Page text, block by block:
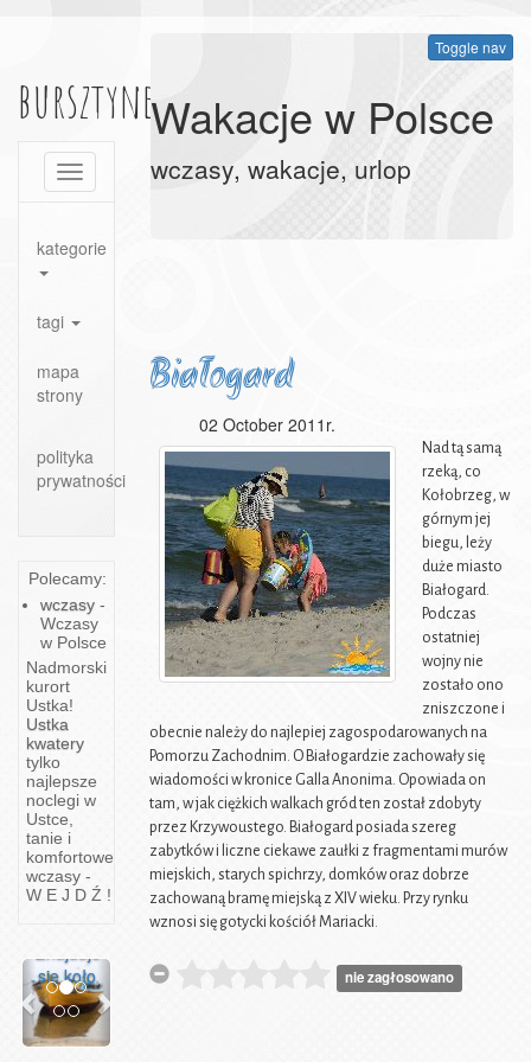
bursztynek.pl
Toggle
navigation
kategorie
tagi
mapa
strony
polityka
prywatności
Polecamy:
wczasy -
Wczasy
w Polsce
Nadmorski
kurort
Ustka!
Ustka
kwatery
tylko
najlepsze
noclegi w
Ustce,
tanie i
komfortowe
wczasy -
W E J D Ź !
Lysa
Góra
ŁYSKA
Inaczej
— Łysa
się koło
PreviousNext
Toggle nav
Wakacje w Polsce
wczasy, wakacje, urlop
Białogard
02 October 2011r.
Nad tą samą
rzeką, co
Kołobrzeg, w
górnym jej
biegu, leży
duże miasto
Białogard.
Podczas
ostatniej
wojny nie
zostało ono
zniszczone i
obecnie należy do najlepiej zagospodarowanych na
Pomorzu Zachodnim. O Białogardzie zachowały się
wiadomości w kronice Galla Anonima. Opowiada on
tam, w jak ciężkich walkach gród ten został zdobyty
przez Krzywoustego. Białogard posiada szereg
zabytków i liczne ciekawe zaułki z fragmentami murów
miejskich, starych spichrzy, domków oraz dobrze
zachowaną bramę miejską z XIV wieku. Przy rynku
wznosi się gotycki kościół Mariacki.
nie zagłosowano